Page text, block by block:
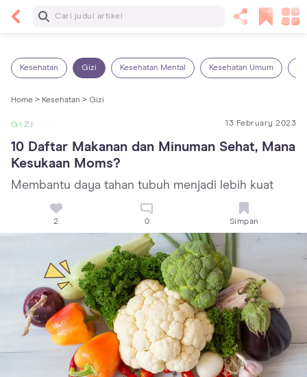
Baca Selanjutnya
Kesehatan Gizi Kesehatan Mental Kesehatan Umum
Home > Kesehatan > Gizi
GIZI 13 February 2023
10 Daftar Makanan dan Minuman Sehat, Mana
Kesukaan Moms?
Membantu daya tahan tubuh menjadi lebih kuat
2 0 Simpan